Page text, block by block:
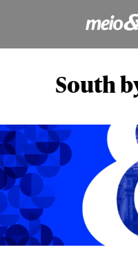
South